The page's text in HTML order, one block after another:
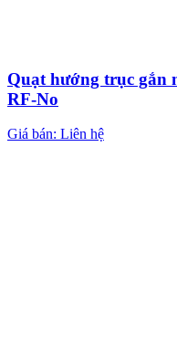
Quạt hướng trục
RF-No
Giá bán: Liên hệ